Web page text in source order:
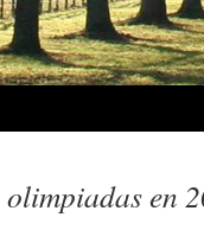
olimpiadas en